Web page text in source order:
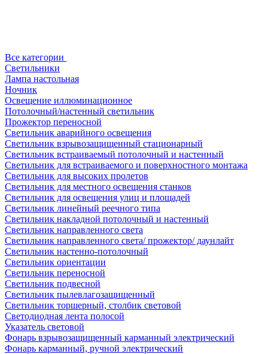
Все категории
Светильники
Лампа настольная
Ночник
Освещение иллюминационное
Потолочный/настенный светильник
Прожектор переносной
Светильник аварийного освещения
Светильник взрывозащищенный стационарный
Светильник встраиваемый потолочный и настенный
Светильник для встраиваемого и поверхностного монтажа
Светильник для высоких пролетов
Светильник для местного освещения станков
Светильник для освещения улиц и площадей
Светильник линейный реечного типа
Светильник накладной потолочный и настенный
Светильник направленного света
Светильник направленного света/ прожектор/ даунлайт
Светильник настенно-потолочный
Светильник ориентации
Светильник переносной
Светильник подвесной
Светильник пылевлагозащищенный
Светильник торшерный, столбик световой
Светодиодная лента полосой
Указатель световой
Фонарь взрывозащищенный карманный электрический
Фонарь карманный, ручной электрический